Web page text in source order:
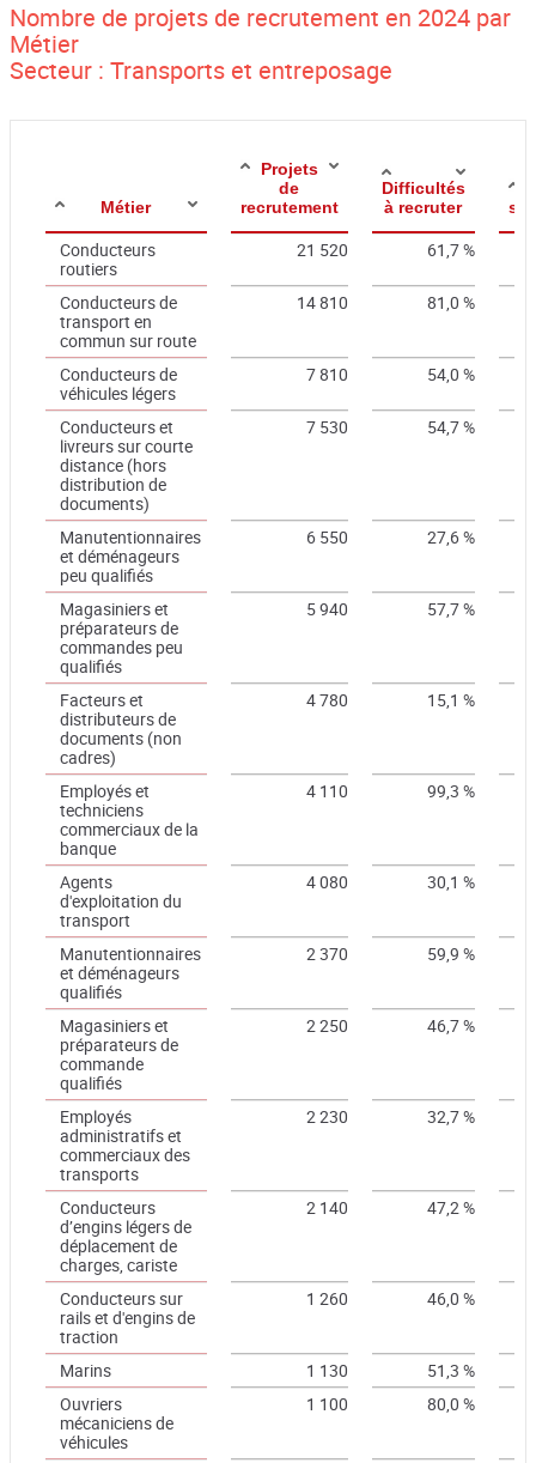
Nombre de projets de recrutement en 2024 par
Métier
Secteur : Transports et entreposage
Métier
Projets
de
recrutement
Difficultés
à recruter
Conducteurs
routiers
21 520 61,7 %
Conducteurs de
transport en
commun sur route
14 810 81,0 %
Conducteurs de
véhicules légers
7 810 54,0 %
Conducteurs et
livreurs sur courte
distance (hors
distribution de
documents)
7 530 54,7 %
Manutentionnaires
et déménageurs
peu qualifiés
6 550 27,6 %
Magasiniers et
préparateurs de
commandes peu
qualifiés
5 940 57,7 %
Facteurs et
distributeurs de
documents (non
cadres)
4 780 15,1 %
Employés et
techniciens
commerciaux de la
banque
4 110 99,3 %
Agents
d'exploitation du
transport
4 080 30,1 %
Manutentionnaires
et déménageurs
qualifiés
2 370 59,9 %
Magasiniers et
préparateurs de
commande
qualifiés
2 250 46,7 %
Employés
administratifs et
commerciaux des
transports
2 230 32,7 %
Conducteurs
d’engins légers de
déplacement de
charges, cariste
2 140 47,2 %
Conducteurs sur
rails et d'engins de
traction
1 260 46,0 %
Marins 1 130
51,3 %
Ouvriers
mécaniciens de
véhicules
1 100 80,0 %